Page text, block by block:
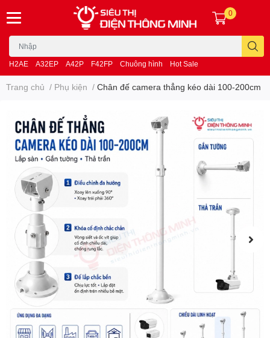
H2AE A32EP A42P F42FP Chuông hình Hot Sale
0
Trang chủ / Phụ kiện / Chân đế camera thẳng kéo dài 100-200cm